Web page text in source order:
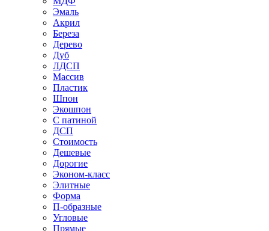
Эмаль
Акрил
Береза
Дерево
Дуб
ЛДСП
Массив
Пластик
Шпон
Экошпон
С патиной
ДСП
Стоимость
Дешевые
Дорогие
Эконом-класс
Элитные
Форма
П-образные
Угловые
Прямые